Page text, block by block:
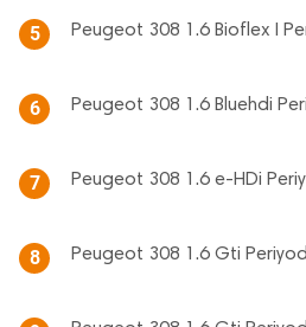
5 Peugeot 308 1.6 Bioflex I
6 Peugeot 308 1.6 Bluehdi
7 Peugeot 308 1.6 e-HDi
8 Peugeot 308 1.6 Gti